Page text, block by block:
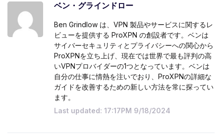
ベン・グラインドロー
Ben Grindlow は、VPN 製品やサービスに関するレ
ビューを提供する ProXPN の創設者です。ベンは
サイバーセキュリティとプライバシーへの関心から
ProXPNを立ち上げ、現在では世界で最も評判の高
いVPNプロバイダーの1つとなっています。ベンは
自分の仕事に情熱を注いでおり、ProXPNの詳細な
ガイドを改善するための新しい方法を常に探ってい
ます。
Last updated: 17:17PM 9/18/2024